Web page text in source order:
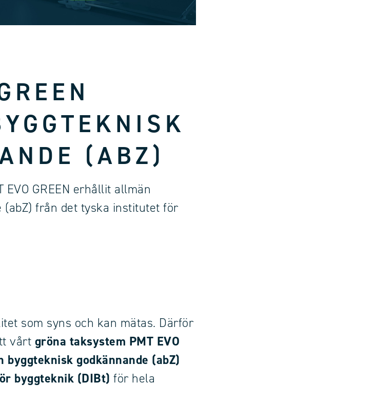
(ABZ)
GREEN erhållit allmän
(abZ) från det tyska institutet för
som syns och kan mätas. Därför
vårt gröna taksystem PMT EVO
byggteknisk godkännande (abZ)
byggteknik (DIBt) för hela